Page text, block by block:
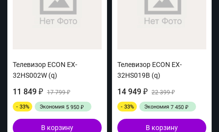
Телевизор ECON EX-
32HS002W (q)
11 849 ₽ 17 799₽
- 33% Экономия 5 950 ₽
В корзину
Телевизор ECON EX-
32HS019B (q)
14 949 ₽ 22 399₽
- 33% Экономия 7 450 ₽
В корзину